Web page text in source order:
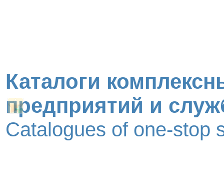
Каталоги
предприятий и
Catalogues of one-stop